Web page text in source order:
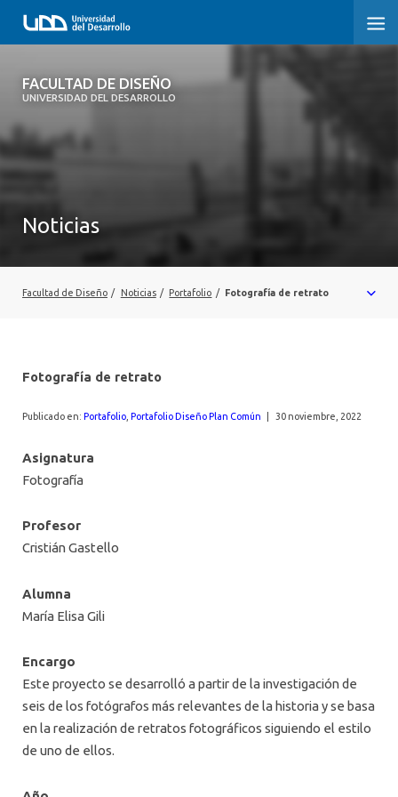
FACULTAD DE DISEÑO
UNIVERSIDAD DEL DESARROLLO
FACULTAD DE DISEÑO
INICIO
Noticias
Facultad de Diseño / Noticias / Portafolio / Fotografía de retrato
Fotografía de retrato
Publicado en: Portafolio Portafolio Diseño Plan Común 30 noviembre, 2022
Asignatura
Fotografía
Profesor
Cristián Gastello
Alumna
María Elisa Gili
Encargo
Este proyecto se desarrolló a partir de la investigación de
seis de los fotógrafos más relevantes de la historia y se basa
en la realización de retratos fotográficos siguiendo el estilo
de uno de ellos.